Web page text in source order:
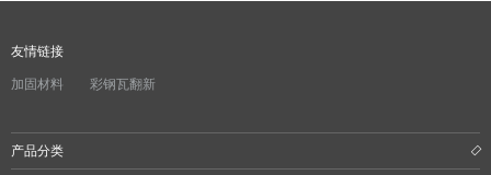
友情链接
加固材料
彩钢瓦翻新
产品分类